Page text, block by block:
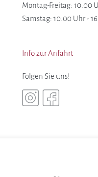
Montag-Freitag: 10.00
Samstag: 10.00 Uhr -
Info zur Anfahrt
Folgen Sie uns!